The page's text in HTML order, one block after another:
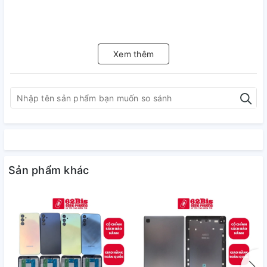
Xem thêm
Sản phẩm khác